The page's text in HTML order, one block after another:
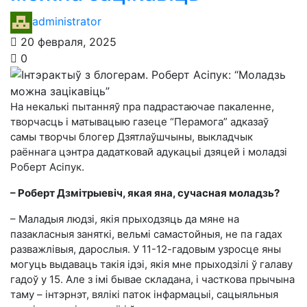
administrator
20 февраля, 2025
0
На некалькі пытанняў пра падрастаючае пакаленне,
творчасць і матывацыю газеце “Перамога” адказаў
самы творчы блогер Дзятлаўшчыны, выкладчык
раённага цэнтра дадатковай адукацыі дзяцей і моладзі
Роберт Асіпук.
– Роберт Дзмітрыевіч, якая яна, сучасная моладзь?
– Маладыя людзі, якія прыходзяць да мяне на
пазакласныя заняткі, вельмі самастойныя, не па гадах
разважлівыя, дарослыя. У 11-12-гадовым узросце яны
могуць выдаваць такія ідэі, якія мне прыходзілі ў галаву
гадоў у 15. Але з імі бывае складана, і часткова прычына
таму – інтэрнэт, вялікі паток інфармацыі, сацыяльныя